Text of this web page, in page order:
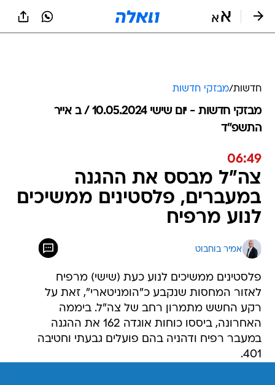
חדשות/מבזקי חדשות
מבזקי חדשות - יום שישי 10.05.2024 / ב אייר
התשפ"ד
06:49
צה"ל מבסס את ההגנה
במעברים, פלסטינים ממשיכים
לנוע מרפיח
אמיר בוחבוט
פלסטינים ממשיכים לנוע כעת (שישי) מרפיח
לאזור המחסות שנקבע כ"הומניטארי", זאת על
רקע החשש מתמרון רחב של צה"ל. ביממה
האחרונה, ביססו כוחות אוגדה 162 את ההגנה
במעבר רפיח ודהניה בהם פועלים גבעתי וחטיבה
401.